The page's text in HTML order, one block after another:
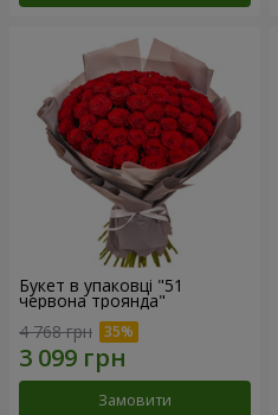
Букет в упаковці "51
червона троянда"
4 768 грн
Замовити